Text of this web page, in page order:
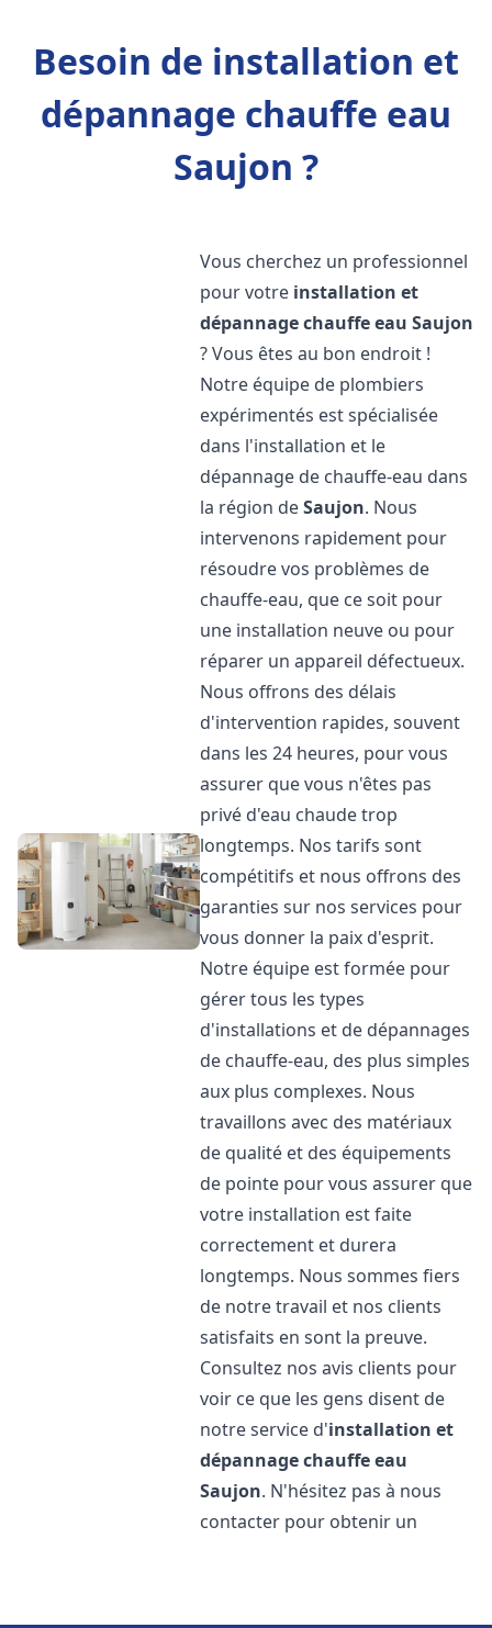
Besoin de installation et
dépannage chauffe eau
Saujon ?
Vous cherchez un professionnel
pour votre installation et
dépannage chauffe eau Saujon
? Vous êtes au bon endroit !
Notre équipe de plombiers
expérimentés est spécialisée
dans l'installation et le
dépannage de chauffe-eau dans
la région deSaujon. Nous
intervenons rapidement pour
résoudre vos problèmes de
chauffe-eau, que ce soit pour
une installation neuve ou pour
réparer un appareil défectueux.
Nous offrons des délais
d'intervention rapides, souvent
dans les 24 heures, pour vous
assurer que vous n'êtes pas
privé d'eau chaude trop
longtemps. Nos tarifs sont
compétitifs et nous offrons des
garanties sur nos services pour
vous donner la paix d'esprit.
Notre équipe est formée pour
gérer tous les types
d'installations et de dépannages
de chauffe-eau, des plus simples
aux plus complexes. Nous
travaillons avec des matériaux
de qualité et des équipements
de pointe pour vous assurer que
votre installation est faite
correctement et durera
longtemps. Nous sommes fiers
de notre travail et nos clients
satisfaits en sont la preuve.
Consultez nos avis clients pour
voir ce que les gens disent de
notre service d'installation et
dépannage chauffe eau
Saujon. N'hésitez pas à nous
contacter pour obtenir un